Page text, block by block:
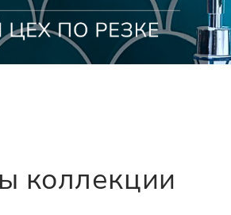
коллекции